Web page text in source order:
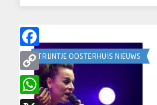
TRIJNTJE OOSTERHUIS NIEUWS
Facebook
Copy
Link